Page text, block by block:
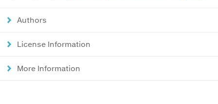
Authors
License Information
More Information